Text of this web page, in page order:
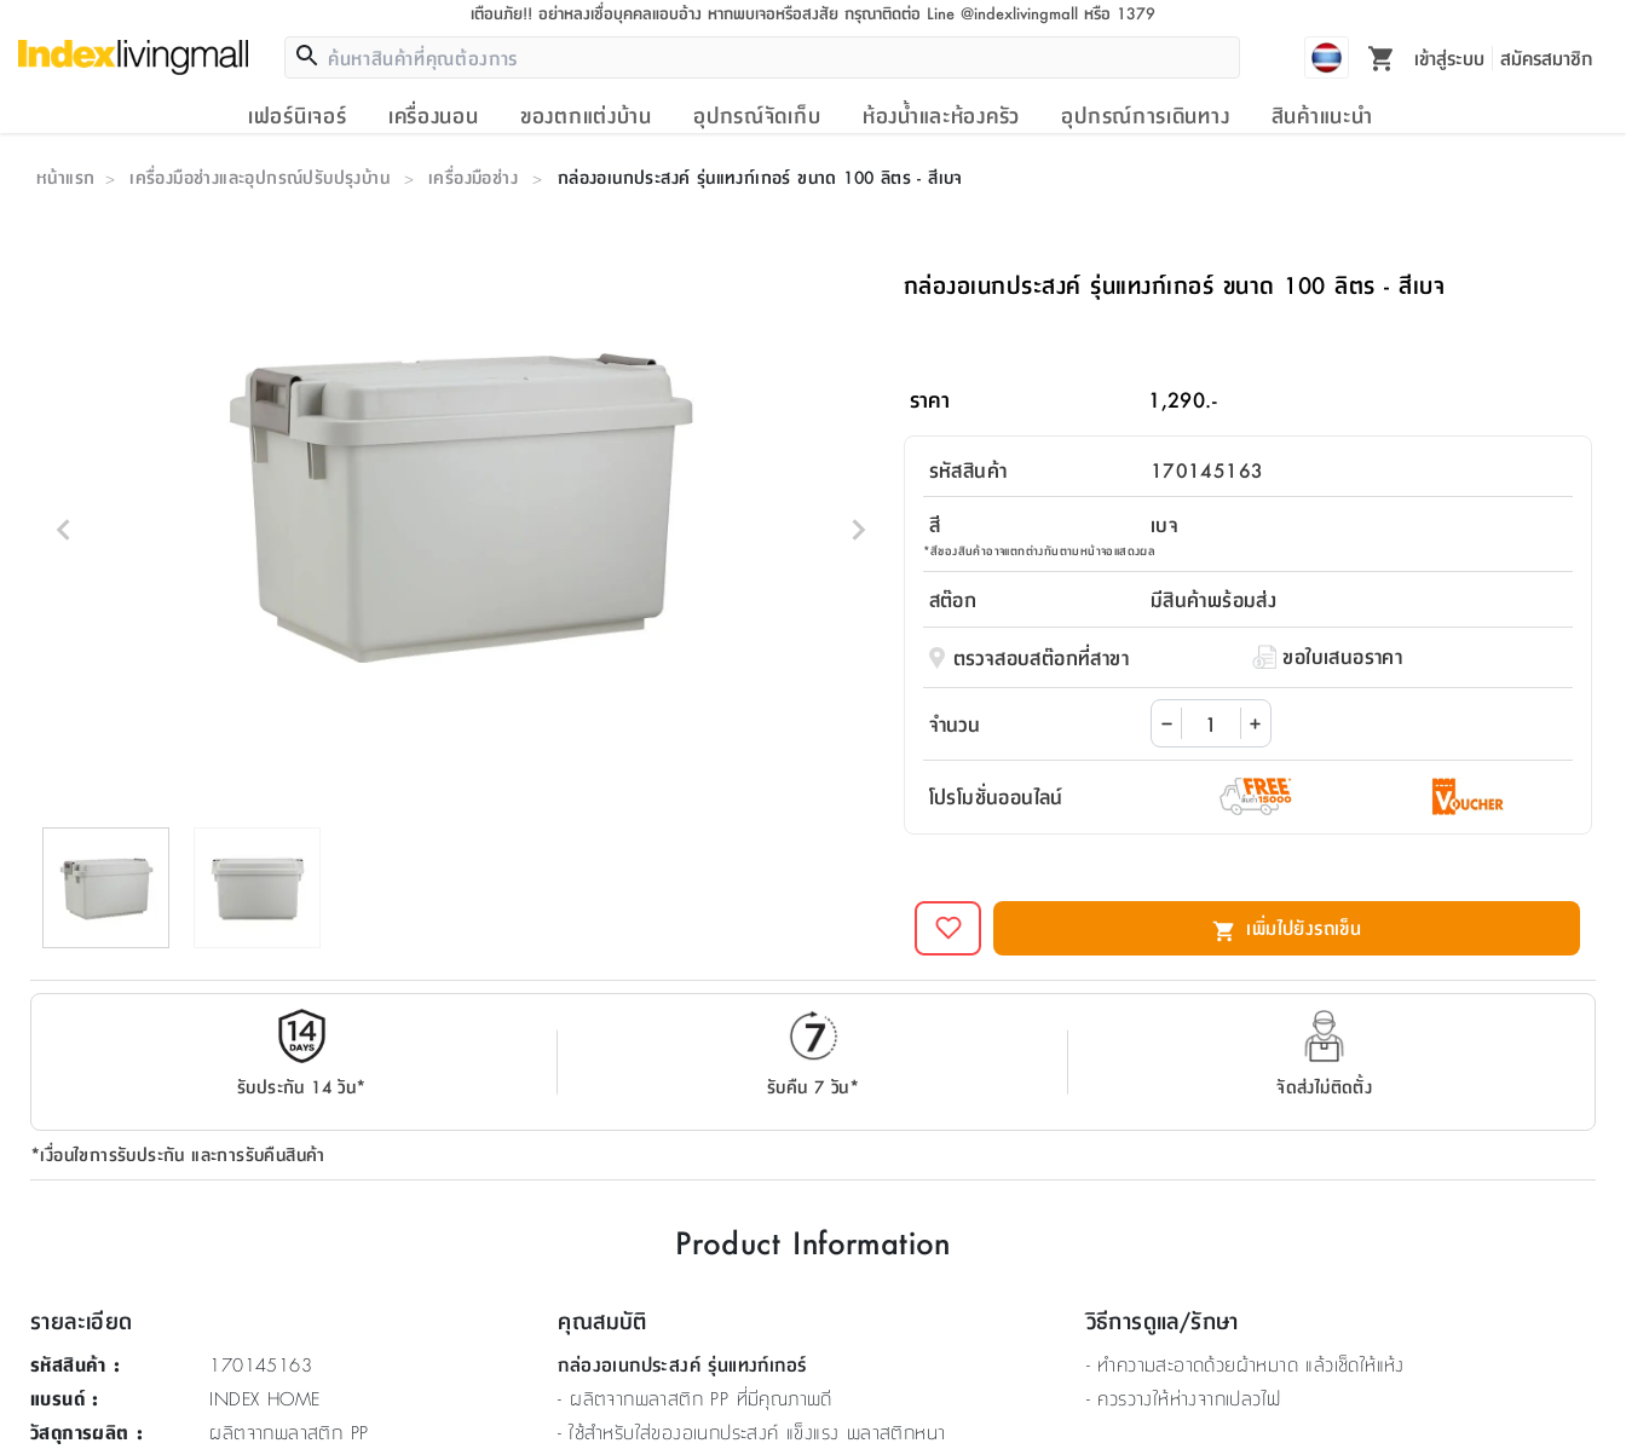
เตือนภัย!! อย่าหลงเชื่อบุคคลแอบอ้าง หากพบเจอหรือสงสัย กรุณาติดต่อ Line @indexlivingmall หรือ 1379
เข้าสู่ระบบ สมัครสมาชิก
เฟอร์นิเจอร์ เครื่องนอน ของตกแต่งบ้าน อุปกรณ์จัดเก็บ ห้องน้ำและห้องครัว อุปกรณ์การเดินทาง สินค้าแนะนำ
หน้าแรก > เครื่องมือช่างและอุปกรณ์ปรับปรุงบ้าน > เครื่องมือช่าง > กล่องอเนกประสงค์ รุ่นแทงก์เกอร์ ขนาด 100 ลิตร - สีเบจ
กล่องอเนกประสงค์ รุ่นแทงก์เกอร์ ขนาด 100 ลิตร - สีเบจ
ราคา 1,290.-
รหัสสินค้า
170145163
สี
เบจ
*สีของสินค้าอาจแตกต่างกันตามหน้าจอแสดงผล
สต๊อก
มีสินค้าพร้อมส่ง
ตรวจสอบสต๊อกที่สาขา
ขอใบเสนอราคา
จำนวน
โปรโมชั่นออนไลน์
เพิ่มไปยังรถเข็น
รับประกัน 14 วัน* รับคืน 7 วัน* จัดส่งไม่ติดตั้ง
*เงื่อนไขการรับประกัน และการรับคืนสินค้า
Product Information
รายละเอียด
รหัสสินค้า :
170145163
แบรนด์:
INDEX HOME
วัสดุการผลิต :
ผลิตจากพลาสติก PP
คุณสมบัติ
กล่องอเนกประสงค์ รุ่นแทงก์เกอร์
- ผลิตจากพลาสติก PP ที่มีคุณภาพดี
- ใช้สำหรับใส่ของอเนกประสงค์ แข็งแรง พลาสติกหนา
วิธีการดูแล/รักษา
- ทำความสะอาดด้วยผ้าหมาด แล้วเช็ดให้แห้ง
- ควรวางให้ห่างจากเปลวไฟ